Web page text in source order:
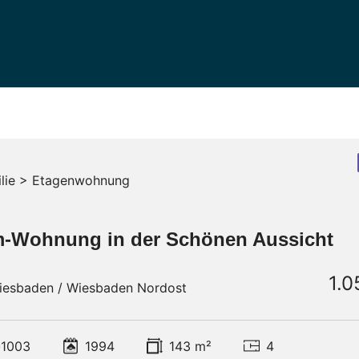
> Etagenwohnung
Wohnung in der Schönen Aussicht
/ Wiesbaden Nordost
1994 143 m² 4